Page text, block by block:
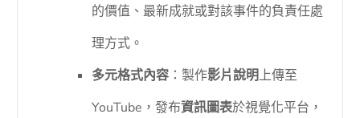
的價值、最新成就或對該事件的負責任處
理方式。
多元格式內容 ：製作影片說明上傳至
YouTube，發布資訊圖表於視覺化平台，